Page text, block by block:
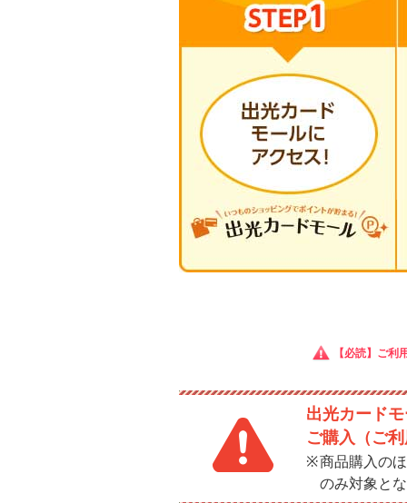
【必読】ご利
出光カード
ご購入（ご
商品購入の
のみ対象と